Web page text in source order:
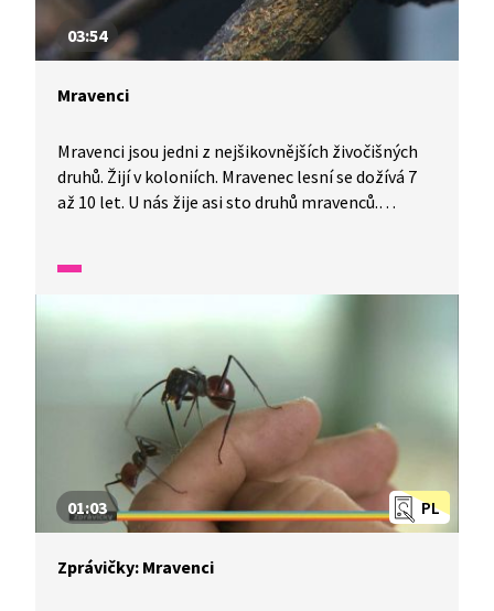
03:54
Mravenci
Mravenci jsou jedni z nejšikovnějších živočišných
druhů. Žijí v koloniích. Mravenec lesní se dožívá 7
až 10 let. U nás žije asi sto druhů mravenců.
zblízka druh mravenců atta, česky střihače, kteří si
pěstují houbu, v níž žijí, a dokonce ji i jí. Jak
to u nich funguje?
PL
01:03
Zprávičky: Mravenci